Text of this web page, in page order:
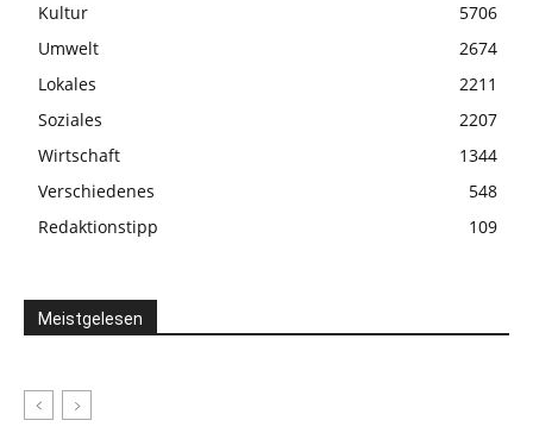
Kultur
5706
Umwelt
2674
Lokales
2211
Soziales
2207
Wirtschaft
1344
Verschiedenes
548
Redaktionstipp
109
Meistgelesen